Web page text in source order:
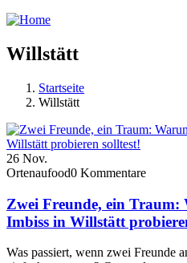
Willstätt
Startseite
Willstätt
26 Nov.
Ortenaufood0 Kommentare
Zwei Freunde, ein
Imbiss in Willstätt
Was passiert, wenn zwei Freunde